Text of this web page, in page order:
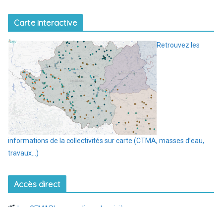
Carte interactive
Retrouvez les
informations de la collectivités sur carte (CTMA, masses d’eau,
travaux…)
Accès direct